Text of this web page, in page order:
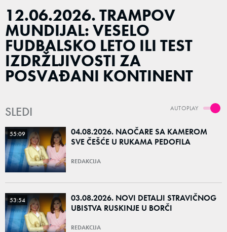
12.06.2026. TRAMPOV
MUNDIJAL: VESELO
FUDBALSKO LETO ILI TEST
IZDRŽLJIVOSTI ZA
POSVAĐANI KONTINENT
AUTOPLAY
SLEDI
55:09
04.08.2026. NAOČARE SA KAMEROM
SVE ČEŠĆE U RUKAMA PEDOFILA
REDAKCIJA
53:54
03.08.2026. NOVI DETALJI STRAVIČNOG
UBISTVA RUSKINJE U BORČI
REDAKCIJA